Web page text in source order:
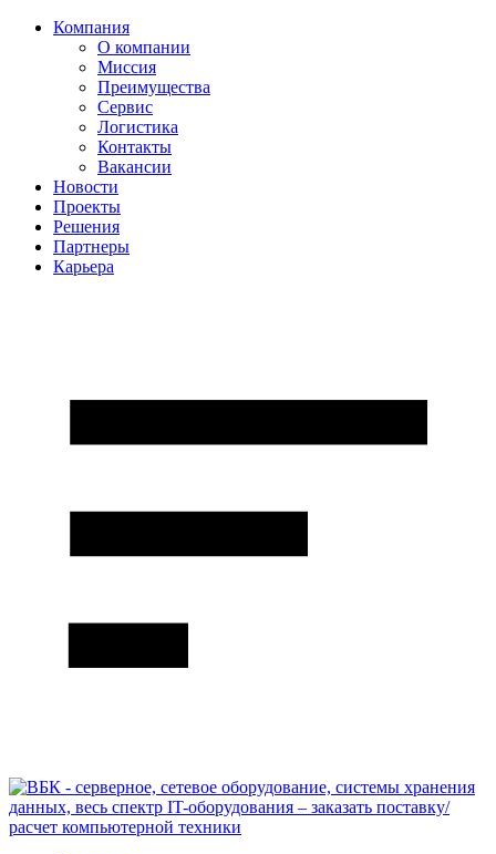
Компания
О компании
Миссия
Преимущества
Сервис
Логистика
Контакты
Вакансии
Новости
Проекты
Решения
Партнеры
Карьера